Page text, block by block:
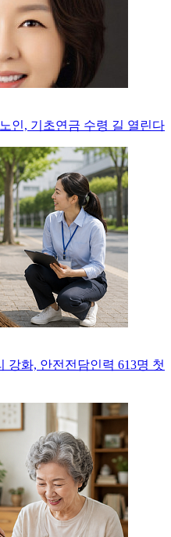
인, 기초연금 수령 길 열린다
강화, 안전전담인력 613명 첫